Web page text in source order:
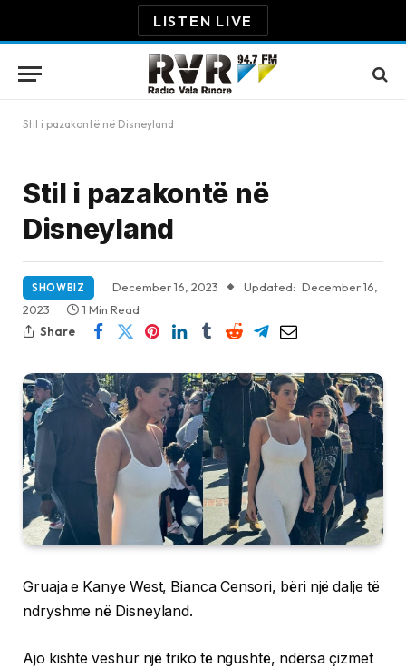
LISTEN LIVE
Stil i pazakontë në Disneyland
Stil i pazakontë në
Disneyland
SHOWBIZ December 16, 2023 Updated: December 16,
2023
1 Min Read
Share
Gruaja e Kanye West, Bianca Censori, bëri një dalje të
ndryshme në Disneyland.
Ajo kishte veshur një triko të ngushtë, ndërsa çizmet